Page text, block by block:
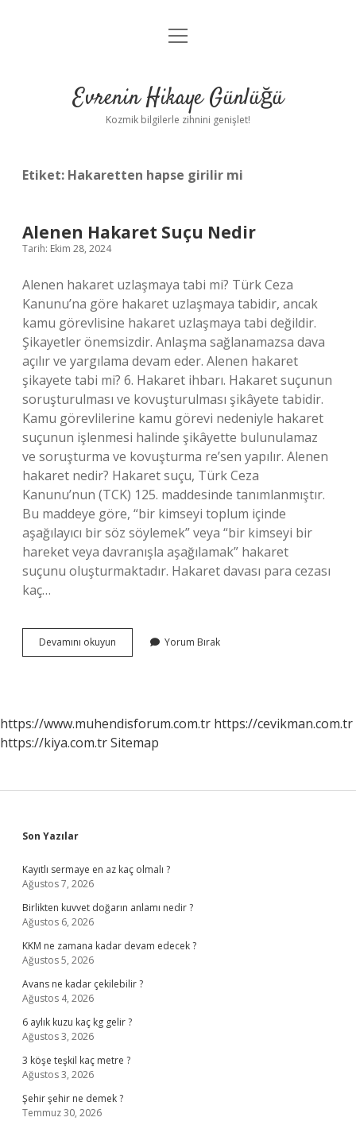
Anasayfa
Yasal Uyarı
menüyü
Evrenin Hikaye Günlüğü
Kozmik bilgilerle zihnini genişlet!
Etiket: Hakaretten hapse girilir mi
Alenen Hakaret Suçu Nedir
Tarih: Ekim 28, 2024
Alenen hakaret uzlaşmaya tabi mi? Türk Ceza
Kanunu’na göre hakaret uzlaşmaya tabidir, ancak
kamu görevlisine hakaret uzlaşmaya tabi değildir.
Şikayetler önemsizdir. Anlaşma sağlanamazsa dava
açılır ve yargılama devam eder. Alenen hakaret
şikayete tabi mi? 6. Hakaret ihbarı. Hakaret suçunun
soruşturulması ve kovuşturulması şikâyete tabidir.
Kamu görevlilerine kamu görevi nedeniyle hakaret
suçunun işlenmesi halinde şikâyette bulunulamaz
ve soruşturma ve kovuşturma re’sen yapılır. Alenen
hakaret nedir? Hakaret suçu, Türk Ceza
Kanunu’nun (TCK) 125. maddesinde tanımlanmıştır.
Bu maddeye göre, “bir kimseyi toplum içinde
aşağılayıcı bir söz söylemek” veya “bir kimseyi bir
hareket veya davranışla aşağılamak” hakaret
suçunu oluşturmaktadır. Hakaret davası para cezası
kaç…
Devamını okuyun
Hakaret
Yorum Bırak
https://www.muhendisforum.com.tr https://cevikman.com.tr
https://kiya.com.trSitemap
Sidebar
Son Yazılar
Kayıtlı sermaye en az kaç olmalı ?
Ağustos 7, 2026
Birlikten kuvvet doğarın anlamı nedir ?
Ağustos 6, 2026
KKM ne zamana kadar devam edecek ?
Ağustos 5, 2026
Avans ne kadar çekilebilir ?
Ağustos 4, 2026
6 aylık kuzu kaç kg gelir ?
Ağustos 3, 2026
3 köşe teşkil kaç metre ?
Ağustos 3, 2026
Şehir şehir ne demek ?
Temmuz 30, 2026